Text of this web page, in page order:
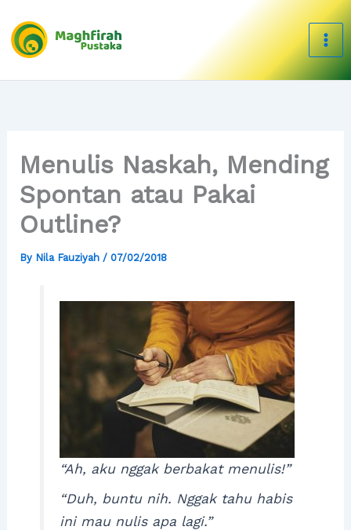
content
Menulis Naskah, Mending
Spontan atau Pakai
Outline?
By Nila Fauziyah / 07/02/2018
“Ah, aku nggak berbakat menulis!”
“Duh, buntu nih. Nggak tahu habis
ini mau nulis apa lagi.”